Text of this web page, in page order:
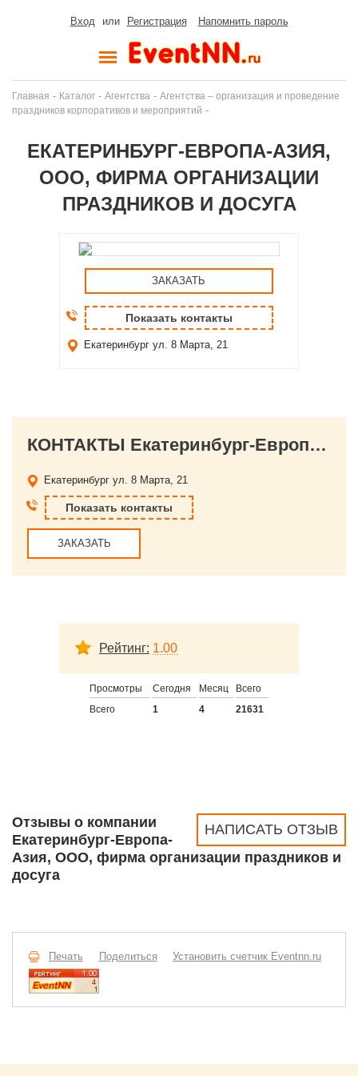
Вход или Регистрация Напомнить пароль
Главная - Каталог - Агентства - Агентства – организация и проведение
праздников корпоративов и мероприятий -
ЕКАТЕРИНБУРГ-ЕВРОПА-АЗИЯ,
ООО, ФИРМА ОРГАНИЗАЦИИ
ПРАЗДНИКОВ И ДОСУГА
ЗАКАЗАТЬ
Показать контакты
Екатеринбург ул. 8 Марта, 21
КОНТАКТЫ Екатеринбург-Европа-Азия, ООО, фирма организации праздников и досуга
Екатеринбург ул. 8 Марта, 21
Показать контакты
ЗАКАЗАТЬ
Рейтинг: 1.00
Просмотры Сегодня Месяц
Всего
Всего
1 4 21631
НАПИСАТЬ ОТЗЫВ
Отзывы о компании
Екатеринбург-Европа-
Азия, ООО, фирма организации праздников и
досуга
Печать Поделиться Установить счетчик Eventnn.ru